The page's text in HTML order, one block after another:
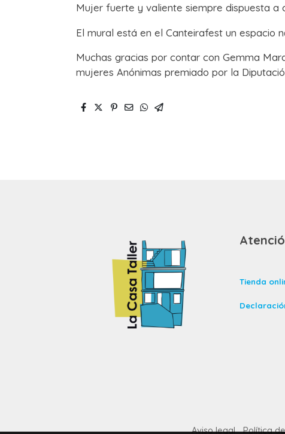
Mujer fuerte y valiente siempre dispuesta a
El mural está en el Canteirafest un espacio
Muchas gracias por contar con Gemma
mujeres Anónimas premiado por la
Tienda
Aviso legal Política